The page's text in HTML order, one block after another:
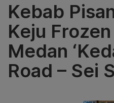
Kebab
Keju
Medan
Road – Sei